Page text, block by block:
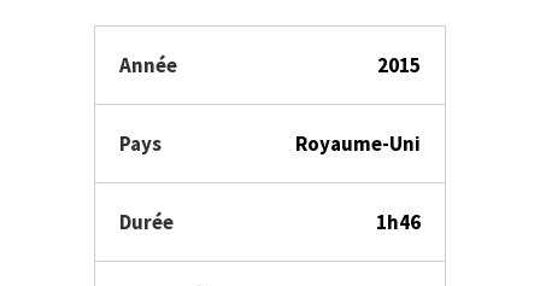
Année 2015
Pays Royaume-Uni
Durée 1h46